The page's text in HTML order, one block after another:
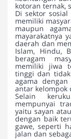
kotoran ternak,
Di sektor sosial
memiliki
maupun
mayarakatnya
daerah dan
Islam, Hindu,
beragam
memiliki jiwa
tinggi dan
agama
antar kelompok
Selain
mempunyai
yaitu sayan
dengan baik
gawe, seperti
jalan dan